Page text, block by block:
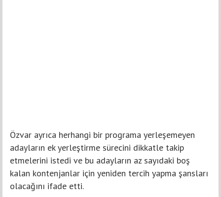
Özvar ayrıca herhangi bir programa yerleşemeyen
adayların ek yerleştirme sürecini dikkatle takip
etmelerini istedi ve bu adayların az sayıdaki boş
kalan kontenjanlar için yeniden tercih yapma şansları
olacağını ifade etti.